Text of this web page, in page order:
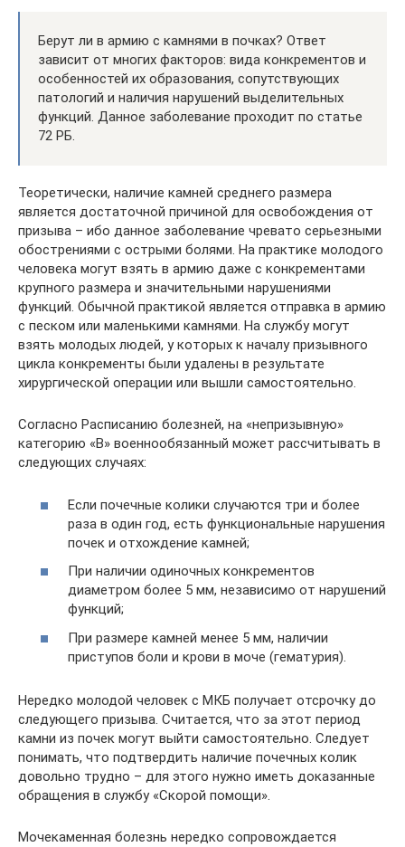
Берут ли в армию с камнями в почках? Ответ
зависит от многих факторов: вида конкрементов и
особенностей их образования, сопутствующих
патологий и наличия нарушений выделительных
функций. Данное заболевание проходит по статье
72 РБ.
Теоретически, наличие камней среднего размера
является достаточной причиной для освобождения от
призыва – ибо данное заболевание чревато серьезными
обострениями с острыми болями. На практике молодого
человека могут взять в армию даже с конкрементами
крупного размера и значительными нарушениями
функций. Обычной практикой является отправка в армию
с песком или маленькими камнями. На службу могут
взять молодых людей, у которых к началу призывного
цикла конкременты были удалены в результате
хирургической операции или вышли самостоятельно.
Согласно Расписанию болезней, на «непризывную»
категорию «В» военнообязанный может рассчитывать в
следующих случаях:
Если почечные колики случаются три и более
раза в один год, есть функциональные нарушения
почек и отхождение камней;
При наличии одиночных конкрементов
диаметром более 5 мм, независимо от нарушений
функций;
При размере камней менее 5 мм, наличии
приступов боли и крови в моче (гематурия).
Нередко молодой человек с МКБ получает отсрочку до
следующего призыва. Считается, что за этот период
камни из почек могут выйти самостоятельно. Следует
понимать, что подтвердить наличие почечных колик
довольно трудно – для этого нужно иметь доказанные
обращения в службу «Скорой помощи».
Мочекаменная болезнь нередко сопровождается